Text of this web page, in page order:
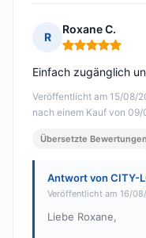
R
Roxane C.
Hinweis: 5 von 5
Veröffentlicht am 15/08/
nach einem Kauf von
Einfach zugänglich
Übersetzte Bewertungen
Antwort von CITY-
Veröffentlicht am 16/
Liebe Roxane,